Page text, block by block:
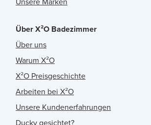
Über X²O Badezimmer
Über uns
Warum X²O
X²O Preisgeschichte
Arbeiten bei X²O
Unsere Kundenerfahrungen
Ducky gesichtet?